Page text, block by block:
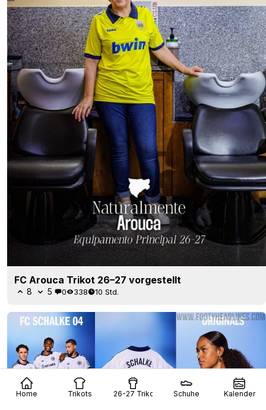
Home Trikots 26-27 Trikots Schuhe Kalender
FC Arouca Trikot 26–27 vorgestellt
8 5 0 338 10 Std.